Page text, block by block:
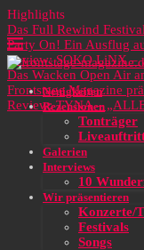
Highlights
Das Full Rewind
Party On! Ein Ausflug
Review: SOKO LiNX –
Das Wacken Open Air
Frontstage Magazine
Review: TYNA –
Neuigkeiten
Rezensionen
Tonträger
Galerien
Interviews
10
Wir präsentieren
Konzerte/
Festivals
Songs